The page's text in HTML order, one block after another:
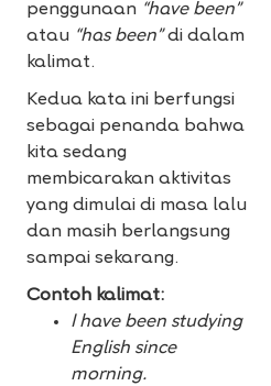
penggunaan “have been”
atau “has been”di dalam
kalimat.
Kedua kata ini berfungsi
sebagai penanda bahwa
kita sedang
membicarakan aktivitas
yang dimulai di masa lalu
dan masih berlangsung
sampai sekarang.
Contoh kalimat:
I have been studying
English since
morning.